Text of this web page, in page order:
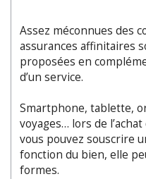
Assez méconnues des
assurances affinitaires
proposées en
d’un service.
Smartphone, tablette,
voyages… lors de
vous pouvez souscrire
fonction du bien, elle
formes.